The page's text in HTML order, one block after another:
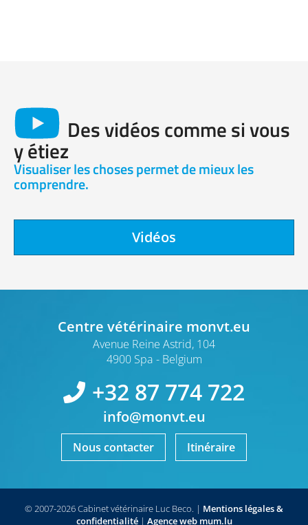
Des vidéos comme si vous
y étiez
Visualiser les choses permet de mieux les
comprendre.
Vidéos
Centre vétérinaire monvt.eu
Avenue Reine Astrid, 104
4900 Spa
Belgium
+32 87 774 722
info@monvt.eu
Nous contacter Itinéraire
© 2007-2026 Cabinet vétérinaire Luc Beco. | Mentions légales &
confidentialité| Agence web mum.lu